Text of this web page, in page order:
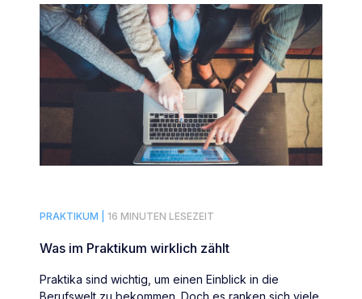
PRAKTIKUM | 16 MINUTEN LESEZEIT
Was im Praktikum wirklich zählt
Praktika sind wichtig, um einen Einblick in die
Berufswelt zu bekommen. Doch es ranken sich viele